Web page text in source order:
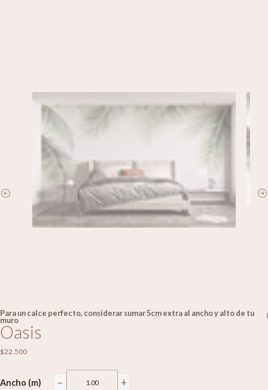
Para un calce perfecto, considerar sumar 5cm extra al ancho y alto de tu
muro
|
Oasis
$22.500
Ancho (m) − +